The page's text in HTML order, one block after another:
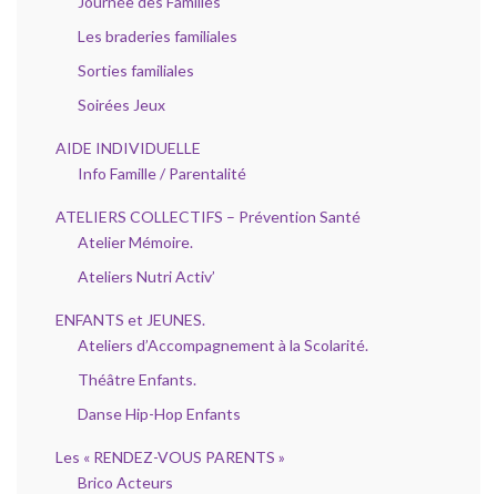
Les braderies familiales
Sorties familiales
Soirées Jeux
AIDE INDIVIDUELLE
Info Famille / Parentalité
ATELIERS COLLECTIFS – Prévention Santé
Atelier Mémoire.
Ateliers Nutri Activ’
ENFANTS et JEUNES.
Ateliers d’Accompagnement à la Scolarité.
Théâtre Enfants.
Danse Hip-Hop Enfants
Les « RENDEZ-VOUS PARENTS »
Brico Acteurs